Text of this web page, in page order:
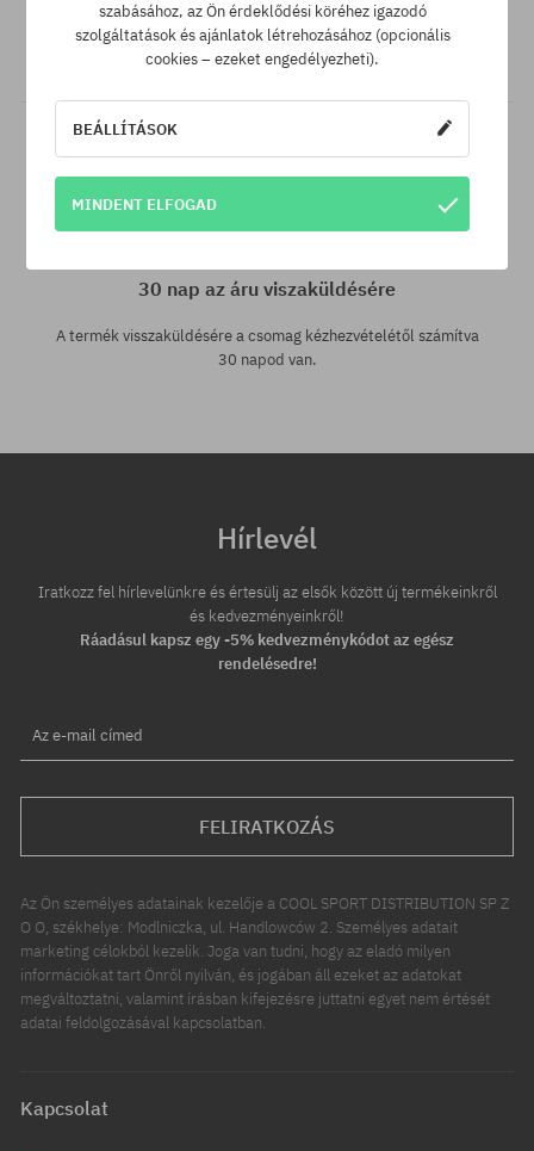
A legjobb árak nálunk vannak, de ha véletlenül egy más
webáruházban megtalálnád a termékünket alacsonyabb áron,
akkor csak neked levisszük a termék árát!
30 nap az áru viszaküldésére
A termék visszaküldésére a csomag kézhezvételétől számítva
30 napod van.
Hírlevél
Iratkozz fel hírlevelünkre és értesülj az elsők között új termékeinkről
és kedvezményeinkről!
Ráadásul kapsz egy -5% kedvezménykódot az egész
rendelésedre!
Az e-mail címed
FELIRATKOZÁS
Az Ön személyes adatainak kezelője a COOL SPORT DISTRIBUTION SP Z
O O, székhelye: Modlniczka, ul. Handlowców 2. Személyes adatait
marketing célokból kezelik. Joga van tudni, hogy az eladó milyen
információkat tart Önről nyilván, és jogában áll ezeket az adatokat
megváltoztatni, valamint írásban kifejezésre juttatni egyet nem értését
adatai feldolgozásával kapcsolatban.
Kapcsolat
szabásához, az Ön érdeklődési köréhez igazodó
szolgáltatások és ajánlatok létrehozásához (opcionális
cookies – ezeket engedélyezheti).
BEÁLLÍTÁSOK
MINDENT ELFOGAD